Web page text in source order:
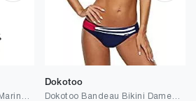
Dokotoo